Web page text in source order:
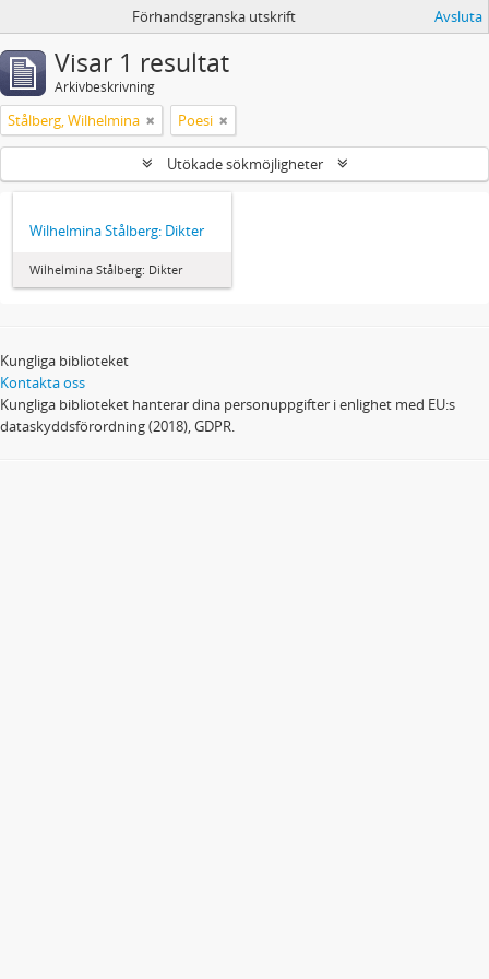
Förhandsgranska utskrift Avsluta
Visar 1 resultat
Arkivbeskrivning
Stålberg, Wilhelmina Poesi
Utökade sökmöjligheter
Wilhelmina Stålberg: Dikter
Wilhelmina Stålberg: Dikter
Kungliga biblioteket
Kontakta oss
Kungliga biblioteket hanterar dina personuppgifter i enlighet med EU:s
dataskyddsförordning (2018), GDPR.